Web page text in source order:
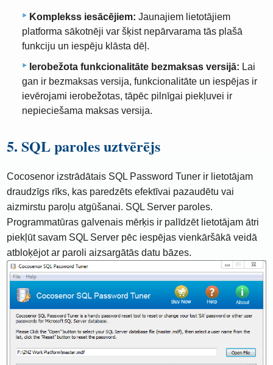
Komplekss iesācējiem: Jaunajiem lietotājiem
platforma sākotnēji var šķist nepārvarama tās plašā
funkciju un iespēju klāsta dēļ.
Ierobežota funkcionalitāte bezmaksas versijā: Lai
gan ir bezmaksas versija, funkcionalitāte un iespējas ir
ievērojami ierobežotas, tāpēc pilnīgai piekļuvei ir
nepieciešama maksas versija.
5. SQL paroles uztvērējs
Cocosenor izstrādātais SQL Password Tuner ir lietotājam
draudzīgs rīks, kas paredzēts efektīvai pazaudētu vai
aizmirstu paroļu atgūšanai. SQL Server paroles.
Programmatūras galvenais mērķis ir palīdzēt lietotājam ātri
piekļūt savam SQL Server pēc iespējas vienkāršākā veidā
atbloķējot ar paroli aizsargātās datu bāzes.